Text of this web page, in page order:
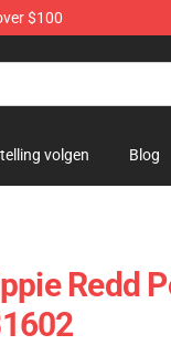
$100
volgen Blog
Redd